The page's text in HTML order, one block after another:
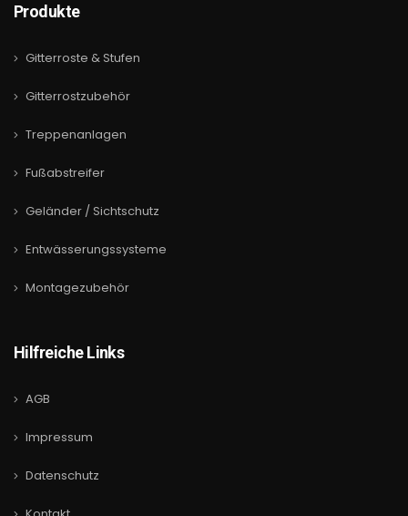
Produkte
Gitterroste & Stufen
Gitterrostzubehör
Treppenanlagen
Fußabstreifer
Geländer / Sichtschutz
Entwässerungssysteme
Montagezubehör
Hilfreiche Links
AGB
Impressum
Datenschutz